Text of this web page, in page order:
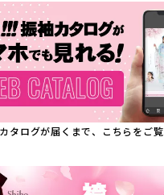
タログが届くまで、こちらをご